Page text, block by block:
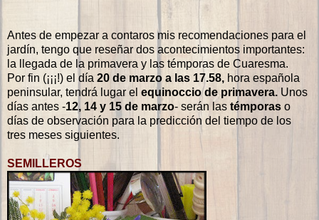
Antes de empezar a contaros mis recomendaciones para el
jardín, tengo que reseñar dos acontecimientos importantes:
la llegada de la primavera y las témporas de Cuaresma.
Por fin (¡¡¡!) el día 20 de marzo a las 17.58, hora española
peninsular, tendrá lugar el equinoccio de primavera. Unos
días antes -12, 14 y 15 de marzo- serán las témporas o
días de observación para la predicción del tiempo de los
tres meses siguientes.
SEMILLEROS